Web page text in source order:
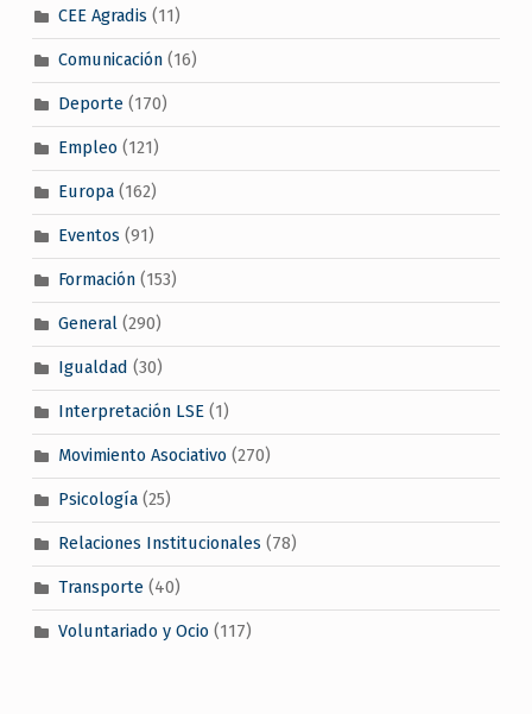
CEE Agradis (11)
Comunicación(16)
Deporte(170)
Empleo (121)
Europa(162)
Eventos (91)
Formación(153)
General(290)
Igualdad (30)
Interpretación LSE(1)
Movimiento Asociativo (270)
Psicología(25)
Relaciones Institucionales (78)
Transporte(40)
Voluntariado y Ocio (117)